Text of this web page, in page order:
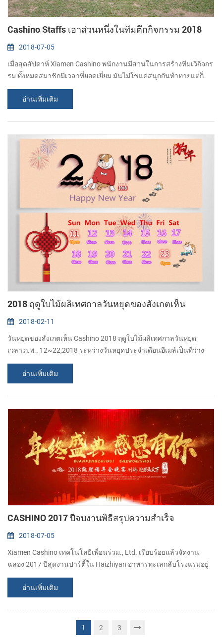
Cashino Staffs เอาส่วนหนึ่งในทีมตึกกิจกรรม 2018
2018-07-05
เมื่อสุดสัปดาห์ Xiamen Cashino พนักงานมีส่วนในการสร้างทีมเวิกิจกร
รม ทั้งหมดสมาชิกมีเวลาที่ยอดเยี่ยม มันไม่ใช่แค่สนุกกันท้าทายแต่ก็
เล่นได้ก็ต้องของทีมแข็งแกร่ง. ทีมตึกกิจกรรมรวมหัวความหลังกับความ
สูงกำแพงเชื่อใจหโผล่ท้ายเหมือง ในเกมส์พวกนี้เราเรียนรู้วิธีที่จะ
ทำงานร่วมกันเป็นทีมรถสื่อสารกับแต่ละสมาชิกของทีมอย่างที่ดีอย่างที่
พ่อต้องปรับปรุง productivity โดยค้นพบกันและกันแข็งแกร่งและจุด
อ่อน เชื่อถอย ห...
อ่านเพิ่มเติม
2018 ฤดูใบไม้ผลิเทศกาลวันหยุดของสังเกตเห็น
2018-02-11
วันหยุดของสังเกตเห็น Cashino 2018 ฤดูใบไม้ผลิเทศกาลวันหยุด
เวลา:ก.พ.. 12~22,2018 ระหว่างวันหยุดประจำเดือนอีเมล์เป็นที่ว่าง
อยู่,แต่การผลิตก็คือหยุดเต้น ถ้าเรื่องที่ไม่สะดวก,ได้โปรดเข้าใจว่าพวก
เราขอบคุณ!...
อ่านเพิ่มเติม
CASHINO 2017 ปีจบงานพิธีสรุปความสำเร็จ
2018-07-05
Xiamen Cashino เทคโนโลยีเพื่อนร่วม., Ltd. เรียบร้อยแล้วจัดงาน
ฉลอง 2017 ปีสุดงานปาร์ตี้ใน Haizhiyan อาหารทะเลกลับโรงแรมอยู่
บนแจนที่ 262018.
อ่านเพิ่มเติม
1 2 3